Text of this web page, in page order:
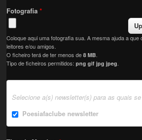
Fotografia*
Coloque aqui uma fotografia sua. A mesma ajuda a que
leitores e/ou amigos.
O ficheiro terá de ter menos de8 MB
Tipo de ficheiros permitidos:png gif jpg jpeg
Selecione a(s) newsletter(s) para as quais
Poesiafaclube newsletter